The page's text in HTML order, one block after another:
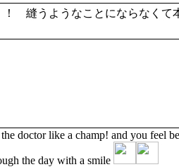
縫うようなことにならなくて
doctor like a champ! and you feel
the day with a smile